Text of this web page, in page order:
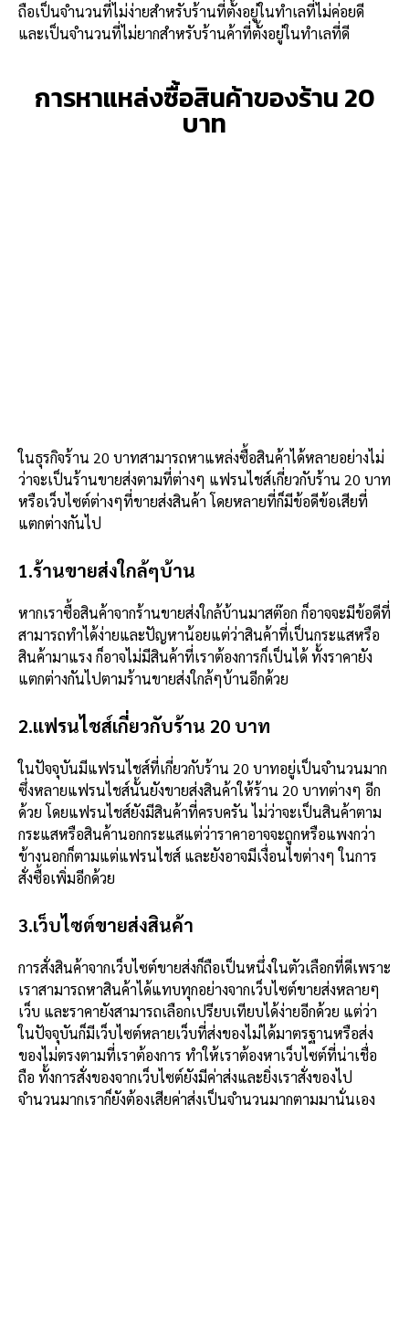
ถือเป็นจำนวนที่ไม่ง่ายสำหรับร้านที่ตั้งอยู่ในทำเลที่ไม่ค่อยดี
และเป็นจำนวนที่ไม่ยากสำหรับร้านค้าที่ตั้งอยู่ในทำเลที่ดี
การหาแหล่งซื้อสินค้าของร้าน 20
บาท
ในธุรกิจร้าน 20 บาทสามารถหาแหล่งซื้อสินค้าได้หลายอย่างไม่
ว่าจะเป็นร้านขายส่งตามที่ต่างๆ แฟรนไชส์เกี่ยวกับร้าน 20 บาท
หรือเว็บไซต์ต่างๆที่ขายส่งสินค้า โดยหลายที่ก็มีข้อดีข้อเสียที่
แตกต่างกันไป
1.ร้านขายส่งใกล้ๆบ้าน
หากเราซื้อสินค้าจากร้านขายส่งใกล้บ้านมาสต๊อก ก็อาจจะมีข้อดีที่
สามารถทำได้ง่ายและปัญหาน้อยแต่ว่าสินค้าที่เป็นกระแสหรือ
สินค้ามาแรง ก็อาจไม่มีสินค้าที่เราต้องการก็เป็นได้ ทั้งราคายัง
แตกต่างกันไปตามร้านขายส่งใกล้ๆบ้านอีกด้วย
2.แฟรนไชส์เกี่ยวกับร้าน 20 บาท
ในปัจจุบันมีแฟรนไชส์ที่เกี่ยวกับร้าน 20 บาทอยู่เป็นจำนวนมาก
ซึ่งหลายแฟรนไชส์นั้นยังขายส่งสินค้าให้ร้าน 20 บาทต่างๆ อีก
ด้วย โดยแฟรนไชส์ยังมีสินค้าที่ครบครัน ไม่ว่าจะเป็นสินค้าตาม
กระแสหรือสินค้านอกกระแสแต่ว่าราคาอาจจะถูกหรือแพงกว่า
ข้างนอกก็ตามแต่แฟรนไชส์ และยังอาจมีเงื่อนไขต่างๆ ในการ
สั่งซื้อเพิ่มอีกด้วย
3.เว็บไซต์ขายส่งสินค้า
การสั่งสินค้าจากเว็บไซต์ขายส่งก็ถือเป็นหนึ่งในตัวเลือกที่ดีเพราะ
เราสามารถหาสินค้าได้แทบทุกอย่างจากเว็บไซต์ขายส่งหลายๆ
เว็บ และราคายังสามารถเลือกเปรียบเทียบได้ง่ายอีกด้วย แต่ว่า
ในปัจจุบันก็มีเว็บไซต์หลายเว็บที่ส่งของไม่ได้มาตรฐานหรือส่ง
ของไม่ตรงตามที่เราต้องการ ทำให้เราต้องหาเว็บไซต์ที่น่าเชื่อ
ถือ ทั้งการสั่งของจากเว็บไซต์ยังมีค่าส่งและยิ่งเราสั่งของไป
จำนวนมากเราก็ยังต้องเสียค่าส่งเป็นจำนวนมากตามมานั่นเอง